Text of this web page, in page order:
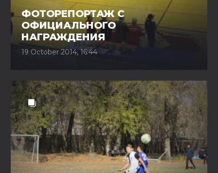
ФОТОРЕПОРТАЖ С
ОФИЦИАЛЬНОГО
НАГРАЖДЕНИЯ
19 October 2014, 16:44